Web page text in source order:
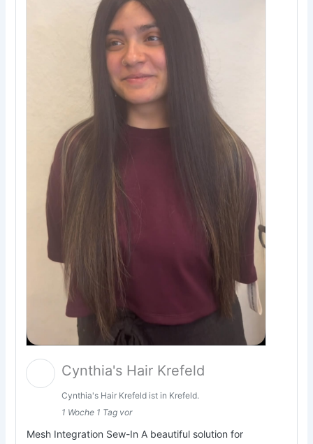
Cynthia's Hair Krefeld
Cynthia's Hair Krefeld ist in Krefeld.
1 Woche 1 Tag vor
Mesh Integration Sew-In A beautiful solution for